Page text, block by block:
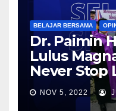
BELAJAR BERSAMA
Dr. Paimin
Lulus
Never Stop
NOV 5, 2022